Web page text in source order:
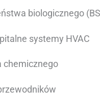
biologicznego
systemy HVAC
chemicznego